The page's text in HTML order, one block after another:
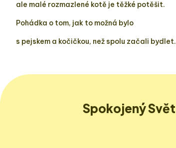
ale malé rozmazlené kotě je těžké potěšit.
Pohádka o tom, jak to možná bylo
s pejskem a kočičkou, než spolu začali bydlet.
Spokojený Svět